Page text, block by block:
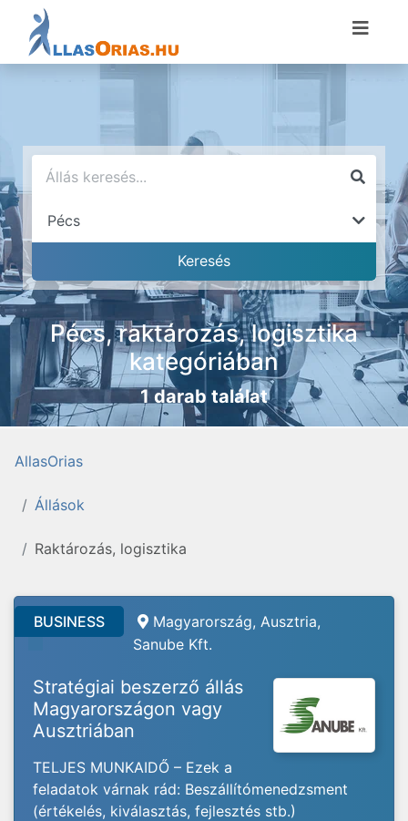
Pécs, raktározás, logisztika
kategóriában
1 darab találat
AllasOrias
Állások
Raktározás, logisztika
BUSINESS
Magyarország, Ausztria,
Sanube Kft.
Stratégiai beszerző állás
Magyarországon vagy
Ausztriában
TELJES MUNKAIDŐ – Ezek a
feladatok várnak rád: Beszállítómenedzsment
(értékelés, kiválasztás, fejlesztés stb.)